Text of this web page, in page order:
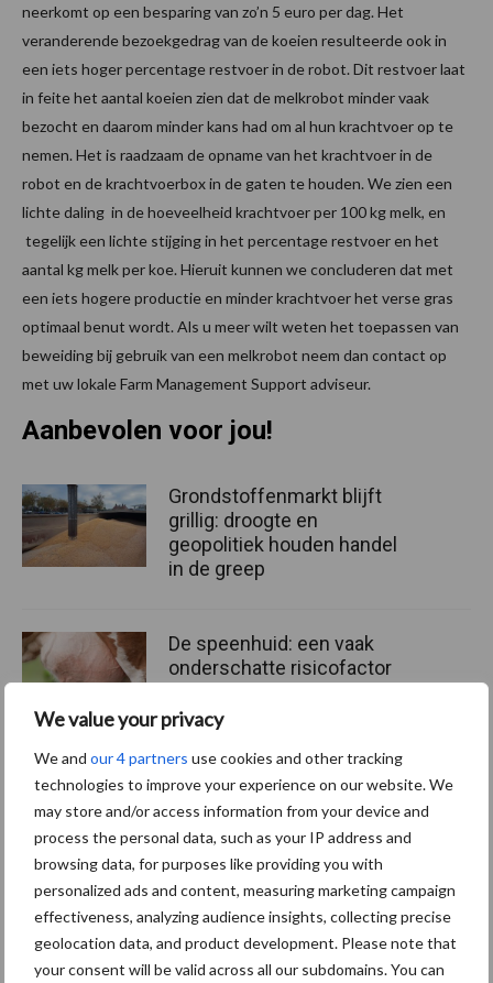
We value your privacy
We and our 4 partners use cookies and other tracking
technologies to improve your experience on our website. We
may store and/or access information from your device and
process the personal data, such as your IP address and
browsing data, for purposes like providing you with
personalized ads and content, measuring marketing campaign
effectiveness, analyzing audience insights, collecting precise
geolocation data, and product development. Please note that
your consent will be valid across all our subdomains. You can
neerkomt op een besparing van zo’n 5 euro per dag. Het
veranderende bezoekgedrag van de koeien resulteerde ook in
een iets hoger percentage restvoer in de robot. Dit restvoer laat
in feite het aantal koeien zien dat de melkrobot minder vaak
bezocht en daarom minder kans had om al hun krachtvoer op te
nemen. Het is raadzaam de opname van het krachtvoer in de
robot en de krachtvoerbox in de gaten te houden. We zien een
lichte daling in de hoeveelheid krachtvoer per 100 kg melk, en
tegelijk een lichte stijging in het percentage restvoer en het
aantal kg melk per koe. Hieruit kunnen we concluderen dat met
een iets hogere productie en minder krachtvoer het verse gras
optimaal benut wordt. Als u meer wilt weten het toepassen van
beweiding bij gebruik van een melkrobot neem dan contact op
met uw lokale Farm Management Support adviseur.
Aanbevolen voor jou!
Grondstoffenmarkt blijft
grillig: droogte en
geopolitiek houden handel
in de greep
De speenhuid: een vaak
onderschatte risicofactor
ForFarmers ziet volume en
marktaandeel groeien in
krimpende Nederlandse
markt
Themapagina's